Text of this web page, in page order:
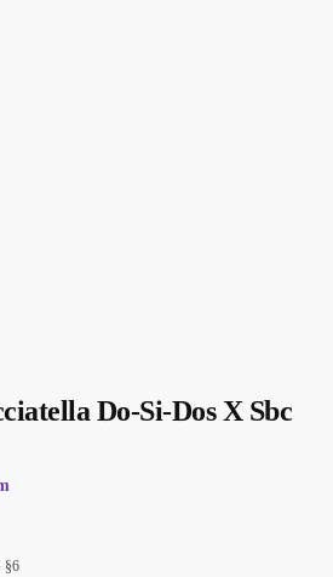
Do-Si-Dos X Sbc
§6